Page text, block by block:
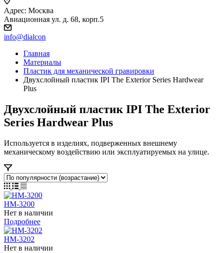
Адрес: Москва
Авиационная ул. д. 68, корп.5
info@dialcon
Главная
Материалы
Пластик для механической гравировки
Двухслойный пластик IPI The Exterior Series Hardwear
Plus
Двухслойный пластик IPI The Exterior
Series Hardwear Plus
Используется в изделиях, подверженных внешнему
механическому воздействию или эксплуатируемых на улице.
HM-3200
Нет в наличии
Подробнее
HM-3202
Нет в наличии